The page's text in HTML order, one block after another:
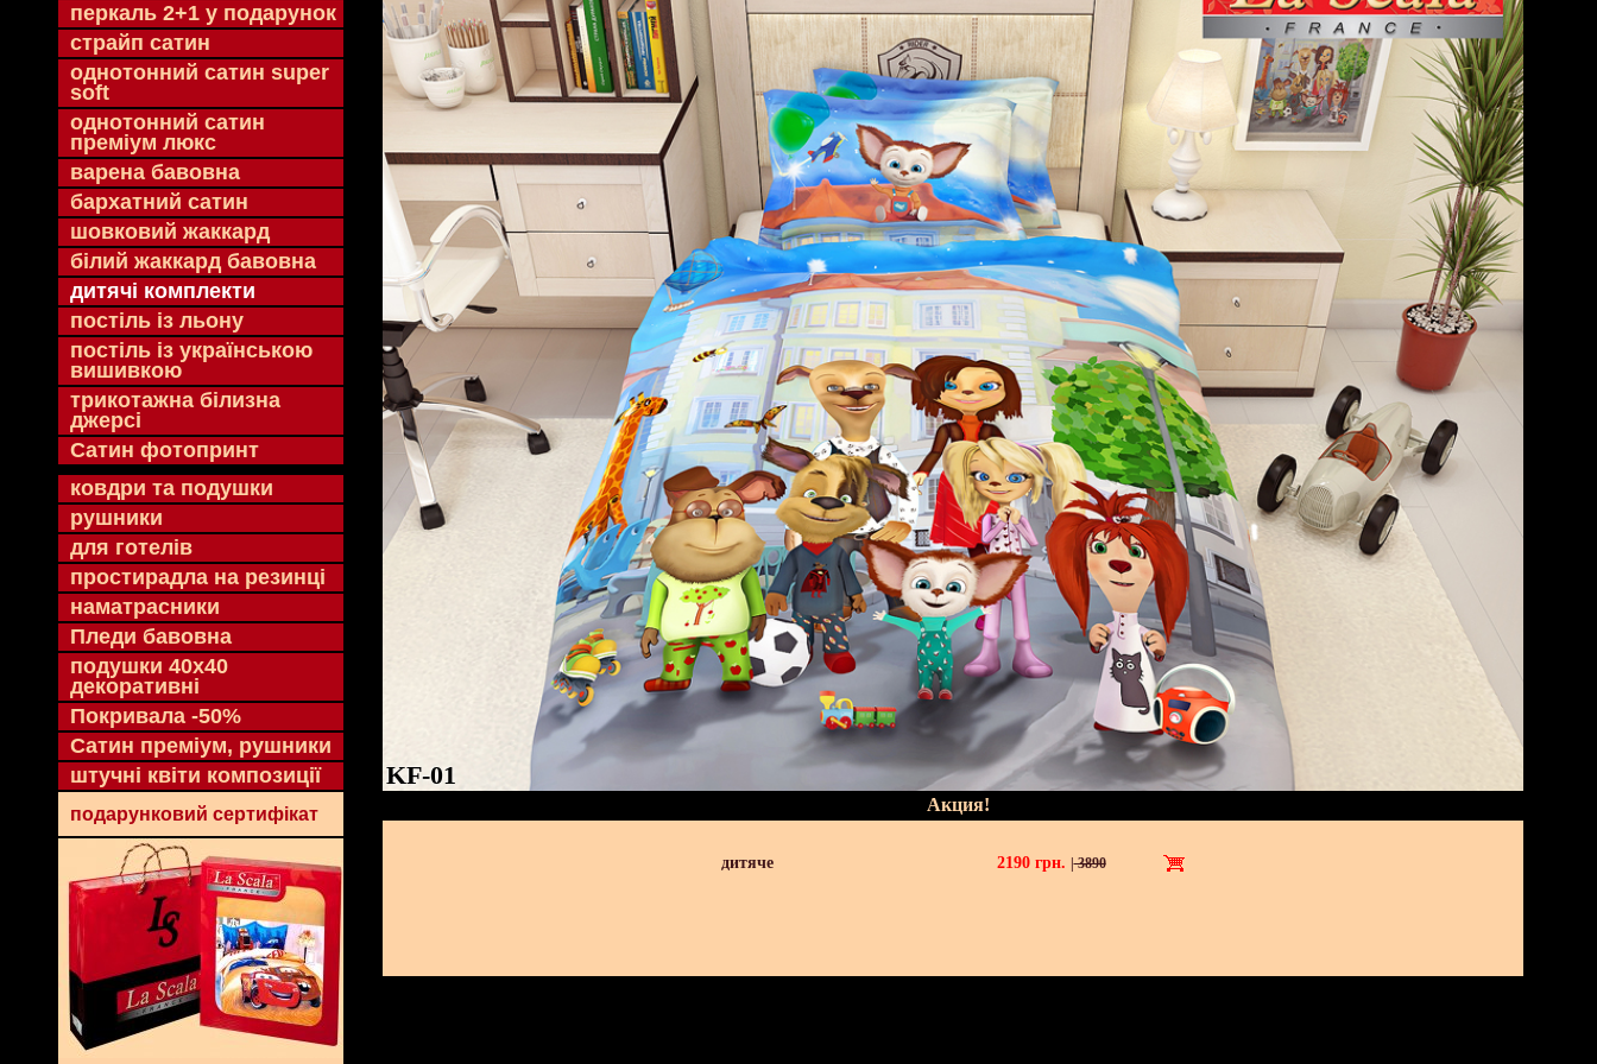
перкаль 2+1 у подарунок
страйп сатин
однотонний сатин super
soft
однотонний сатин
преміум люкс
варена бавовна
бархатний сатин
шовковий жаккард
білий жаккард бавовна
дитячі комплекти
постіль із льону
постіль із українською
вишивкою
трикотажна білизна
джерсі
Сатин фотопринт
ковдри та подушки
рушники
для готелів
простирадла на резинці
наматрасники
Пледи бавовна
подушки 40х40
декоративні
Покривала -50%
Сатин преміум, рушники
штучні квіти композиції
подарунковий сертифікат
KF-01
Акция!
дитяче 2190 грн. |3890